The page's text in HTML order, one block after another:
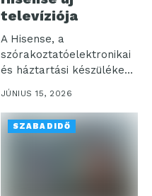
televíziója
A Hisense, a
szórakoztatóelektronikai
és háztartási készülékek
piacának egyik vezető
globális szereplője...
JÚNIUS 15, 2026
SZABADIDŐ